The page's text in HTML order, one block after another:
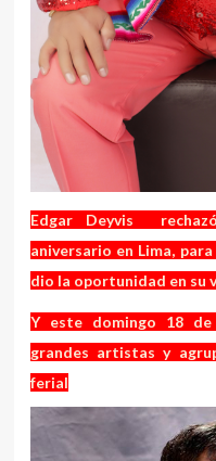
Edgar Deyvis
aniversario en Lima,
dio la oportunidad en su
Y este domingo 18
grandes artistas y
ferial